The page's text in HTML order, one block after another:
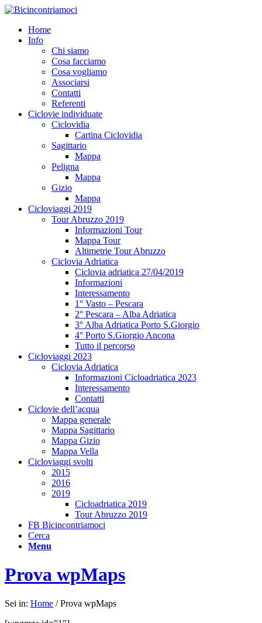
Home
Info
Chi siamo
Cosa facciamo
Cosa vogliamo
Associarsi
Contatti
Referenti
Ciclovie individuate
Ciclovidia
Cartina Ciclovidia
Sagittario
Mappa
Peligna
Mappa
Gizio
Mappa
Cicloviaggi 2019
Tour Abruzzo 2019
Informazioni Tour
Mappa Tour
Altimetrie Tour Abruzzo
Ciclovia Adriatica
Ciclovia adriatica 27/04/2019
Informazioni
Interessamento
1° Vasto – Pescara
2° Pescara – Alba Adriatica
3° Alba Adriatica Porto S.Giorgio
4° Porto S.Giorgio Ancona
Tutto il percorso
Cicloviaggi 2023
Ciclovia Adriatica
Informazioni Cicloadriatica 2023
Interessamento
Contatti
Ciclovie dell’acqua
Mappa generale
Mappa Sagittario
Mappa Gizio
Mappa Vella
Cicloviaggi svolti
2015
2016
2019
Cicloadriatica 2019
Tour Abruzzo 2019
FB Bicincontriamoci
Cerca
Menu
Prova wpMaps
Sei in: Home / Prova wpMaps